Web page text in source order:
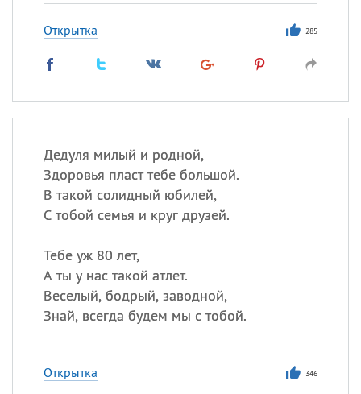
Открытка 285
Дедуля милый и родной,
Здоровья пласт тебе большой.
В такой солидный юбилей,
С тобой семья и круг друзей.
Тебе уж 80 лет,
А ты у нас такой атлет.
Веселый, бодрый, заводной,
Знай, всегда будем мы с тобой.
Открытка 346